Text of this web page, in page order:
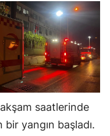
saatlerinde
yangın başladı.